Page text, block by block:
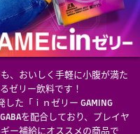
、おいしく手軽に小腹が満た
ゼリー飲料です！
た「ｉｎゼリー GAMING
を配合しており、プレイヤ
ー補給にオススメの商品で